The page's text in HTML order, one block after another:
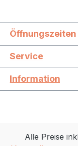
Öffnungszeiten
Service
Information
Alle Preise